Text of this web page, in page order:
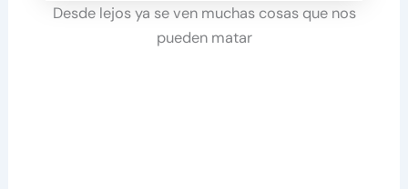
Desde lejos ya se ven muchas cosas que nos
pueden matar